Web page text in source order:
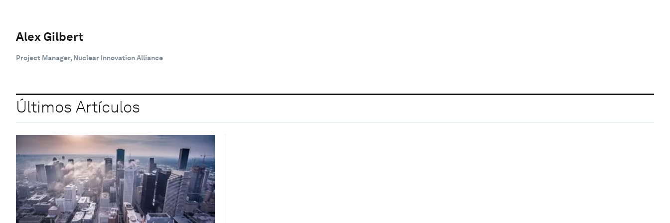
Alex Gilbert
Project Manager, Nuclear Innovation Alliance
Últimos Artículos